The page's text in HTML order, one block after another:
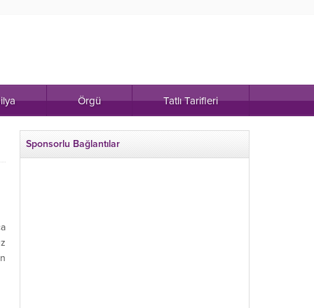
Örgü Tatlı Tarifleri
Sponsorlu Bağlantılar